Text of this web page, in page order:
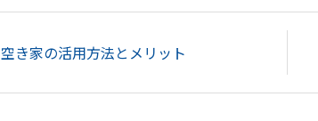
空き家の活用方法とメリット